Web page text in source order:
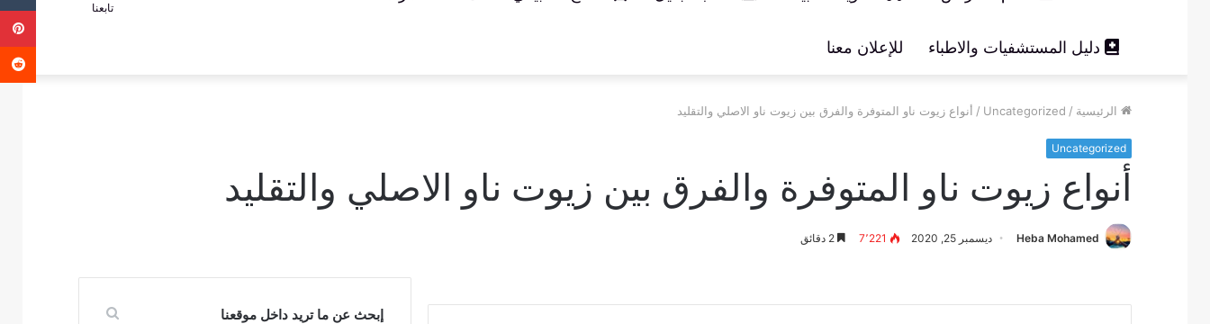
دليل المستشفيات والاطباء للإعلان معنا
تابعنا
الرئيسية /
Uncategorized
/ أنواع زيوت ناو المتوفرة والفرق بين زيوت ناو الاصلي والتقليد
Uncategorized
أنواع زيوت ناو المتوفرة والفرق بين زيوت ناو الاصلي والتقليد
Heba Mohamed ديسمبر 25, 2020 7٬221
إبحث عن ما تريد داخل موقعنا